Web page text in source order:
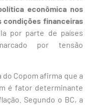
econômica nos
condições financeiras
por parte de países
por tensão
Copom afirma que a
é fator determinante
Segundo o BC, a